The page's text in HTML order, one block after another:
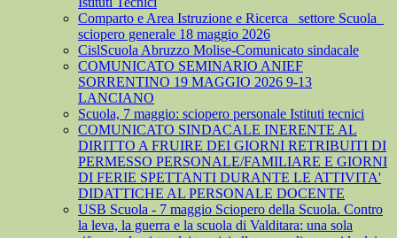
Comparto e Area Istruzione e Ricerca_ settore Scuola_
sciopero generale 18 maggio 2026
CislScuola Abruzzo Molise-Comunicato sindacale
COMUNICATO SEMINARIO ANIEF
SORRENTINO 19 MAGGIO 2026 9-13
LANCIANO
Scuola, 7 maggio: sciopero personale Istituti tecnici
COMUNICATO SINDACALE INERENTE AL
DIRITTO A FRUIRE DEI GIORNI RETRIBUITI DI
PERMESSO PERSONALE/FAMILIARE E GIORNI
DI FERIE SPETTANTI DURANTE LE ATTIVITA'
DIDATTICHE AL PERSONALE DOCENTE
USB Scuola - 7 maggio Sciopero della Scuola. Contro
la leva, la guerra e la scuola di Valditara: una sola